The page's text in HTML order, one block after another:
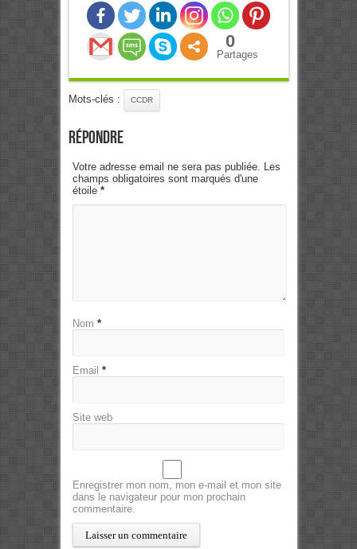
0
Partages
Mots-clés : CCDR
Répondre
Votre adresse email ne sera pas publiée. Les
champs obligatoires sont marqués d'une
étoile *
Nom *
Email *
Site web
Enregistrer mon nom, mon e-mail et mon site
dans le navigateur pour mon prochain
commentaire.